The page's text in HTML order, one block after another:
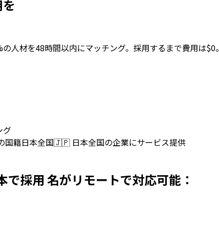
人材を48時間以内にマッチング。採用するまで費用は$0。
グ
国籍日本全国🇯🇵 日本全国の企業にサービス提供
採用 名がリモートで対応可能：